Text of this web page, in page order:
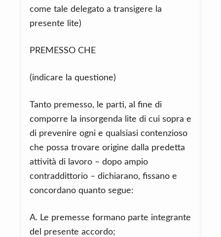
come tale delegato a transigere la
presente lite)
PREMESSO CHE
(indicare la questione)
Tanto premesso, le parti, al fine di
comporre la insorgenda lite di cui sopra e
di prevenire ogni e qualsiasi contenzioso
che possa trovare origine dalla predetta
attività di lavoro – dopo ampio
contraddittorio – dichiarano, fissano e
concordano quanto segue:
A. Le premesse formano parte integrante
del presente accordo;